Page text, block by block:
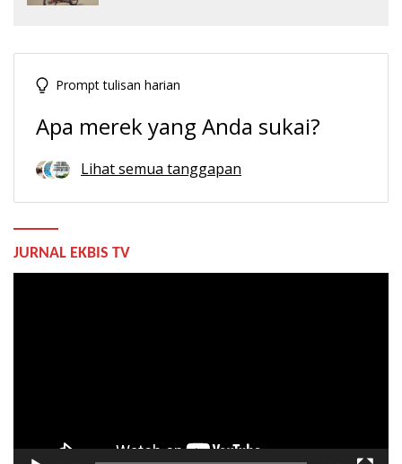
Prompt tulisan harian
Apa merek yang Anda sukai?
Lihat semua tanggapan
JURNAL EKBIS TV